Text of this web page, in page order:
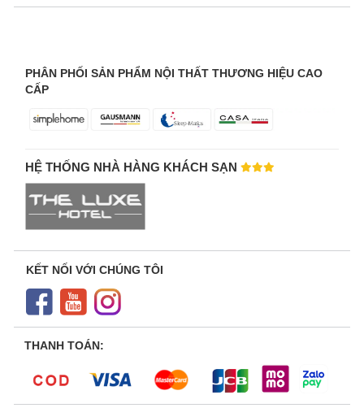
PHÂN PHỐI SẢN PHẨM NỘI THẤT THƯƠNG HIỆU CAO
CẤP
HỆ THỐNG NHÀ HÀNG KHÁCH SẠN
KẾT NỐI VỚI CHÚNG TÔI
THANH TOÁN: